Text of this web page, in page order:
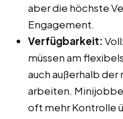
aber die höchste
Engagement.
Verfügbarkeit:
müssen am
auch außerhalb
arbeiten.
oft mehr Kontrolle